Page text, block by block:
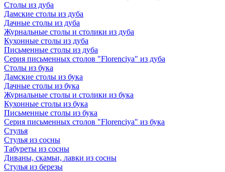
Столы из дуба
Дамские столы из дуба
Дачные столы из дуба
Журнальные столы и столики из дуба
Кухонные столы из дуба
Письменные столы из дуба
Серия письменных столов "Florenciya" из дуба
Столы из бука
Дамские столы из бука
Дачные столы из бука
Журнальные столы и столики из бука
Кухонные столы из бука
Письменные столы из бука
Серия письменных столов "Florenciya" из бука
Стулья
Стулья из сосны
Табуреты из сосны
Диваны, скамьи, лавки из сосны
Стулья из березы